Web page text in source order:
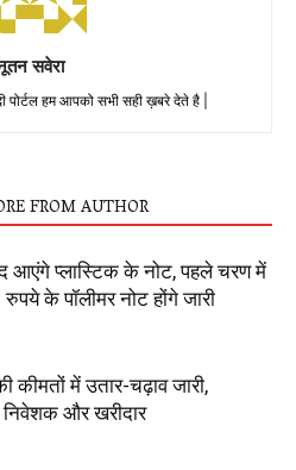
सवेरा
हम आपको सभी सही ख़बरे देते है |
FROM AUTHOR
आएंगे प्लास्टिक के नोट, पहले चरण में
के पॉलीमर नोट होंगे जारी
कीमतों में उतार-चढ़ाव जारी,
और खरीदार